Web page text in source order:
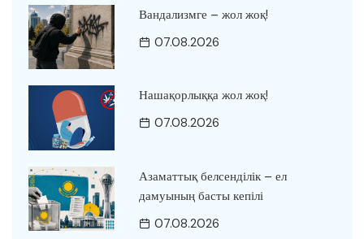
Вандализмге – жол жоқ!
07.08.2026
Нашақорлыққа жол жоқ!
07.08.2026
Азаматтық белсенділік – ел
дамуының басты кепілі
07.08.2026